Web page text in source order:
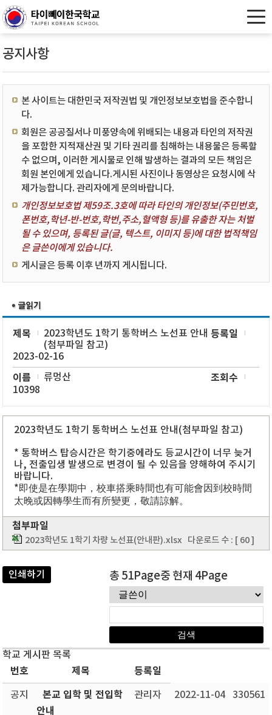
공지사항
본 사이트는 대한민국 저작권법 및 개인정보보호법을 준수합니
다.
회원은 공공질서나 미풍양속에 위배되는 내용과 타인의 저작권
을 포함한 지적재산권 및 기타 권리를 침해하는 내용물은 등록할
수 없으며, 이러한 게시물로 인해 발생하는 결과의 모든 책임은
회원 본인에게 있습니다.게시된 사진이나 동영상은 요청시에 삭
제가능합니다. 관리자에게 문의바랍니다.
개인정보보호법 제59조.3호에 따라 타인의 개인정보(주민번호,
폰번호,학년-반-번호,학번,주소,혈액형 등)를 유출한 자는 처벌
될 수 있으며, 등록된 글(글, 텍스트, 이미지 등)에 대한 법적책임
은 글쓴이에게 있습니다.
게시글은 등록 이후 년까지 게시됩니다.
제목
2023학년도 1학기 통학버스 노선표 안내
(첨부파일 참고)
등록일
2023-02-16
이름 류멍산 조회수
10398
2023학년도 1학기 통학버스 노선표 안내(첨부파일 참고)
* 통학버스 탑승시간은 학기중에라도 등교시간이 너무 늦거
나, 전출입생 발생으로 변경이 될 수 있음을 양해하여 주시기
바랍니다.
*即使是在學期中，校車搭乘時間也有可能會因到校時間
太晚或因轉學生而有所變更，敬請諒解。
첨부파일
2023학년도 1학기 차량 노선표(안내판).xlsx 다운로드 수 : [ 60 ]
인쇄하기 총 51Page중 현재 4Page
학교 게시판 목록
번호 제목 등록일
공지
본교 입학 및 전입학
안내
관리자 2022-11-04 330561